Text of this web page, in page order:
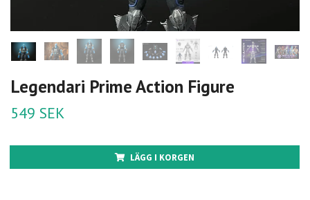
Legendari Prime Action Figure
549 SEK
LÄGG I KORGEN